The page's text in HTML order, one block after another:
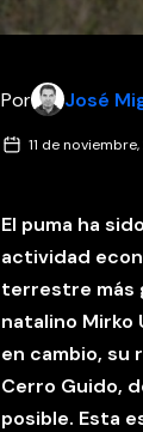
Por José
11 de noviembre,
El puma ha
actividad
terrestre más
natalino Mirko
en cambio, su
Cerro Guido,
posible. Esta